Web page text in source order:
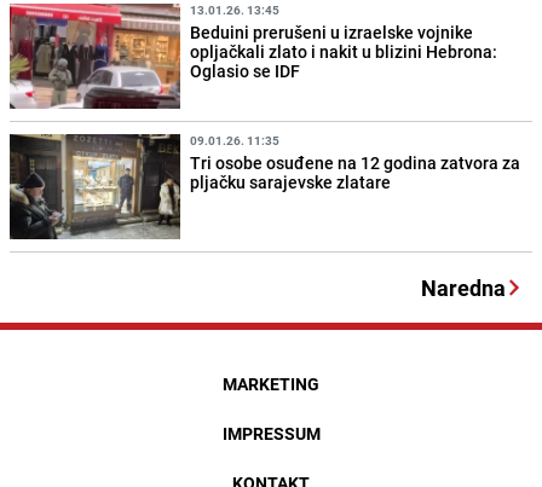
13.01.26. 13:45
Beduini prerušeni u izraelske vojnike
opljačkali zlato i nakit u blizini Hebrona:
Oglasio se IDF
09.01.26. 11:35
Tri osobe osuđene na 12 godina zatvora za
pljačku sarajevske zlatare
Naredna
MARKETING
IMPRESSUM